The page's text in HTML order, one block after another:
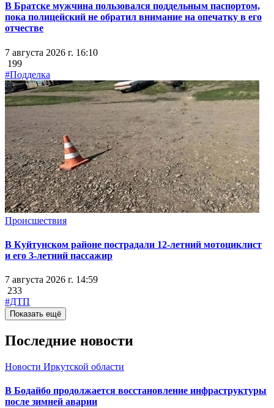
В Братске мужчина пользовался поддельным паспортом,
пока полицейский не обратил внимание на опечатку в его
отчестве
7 августа 2026 г. 16:10
199
#Подделка
Происшествия
В Куйтунском районе пострадали 12-летний мотоциклист
и его 3-летний пассажир
7 августа 2026 г. 14:59
233
#ДТП
Показать ещё
Последние новости
Новости Иркутской области
В Бодайбо продолжается восстановление инфраструктуры
после зимней аварии